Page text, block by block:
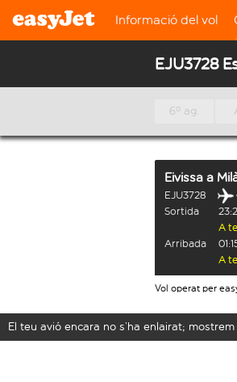
Informació del vol
EJU3728
6º ag.
Eivissa a
EJU3728
Sortida
A
Arribada
A
Vol operat per
El teu avió encara no s’ha enlairat;